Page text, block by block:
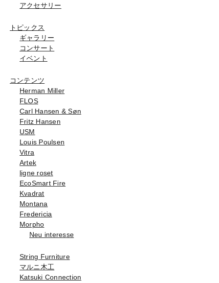
アクセサリー
トピックス
ギャラリー
コンサート
イベント
コンテンツ
Herman Miller
FLOS
Carl Hansen & Søn
Fritz Hansen
USM
Louis Poulsen
Vitra
Artek
ligne roset
EcoSmart Fire
Kvadrat
Montana
Fredericia
Morpho
Neu interesse
String Furniture
マルニ木工
Katsuki Connection